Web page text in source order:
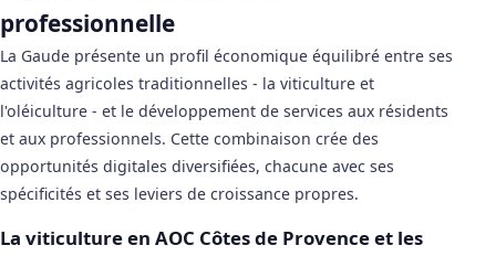
professionnelle
La Gaude présente un profil économique équilibré entre ses
activités agricoles traditionnelles - la viticulture et
l'oléiculture - et le développement de services aux résidents
et aux professionnels. Cette combinaison crée des
opportunités digitales diversifiées, chacune avec ses
spécificités et ses leviers de croissance propres.
La viticulture en AOC Côtes de Provence et les